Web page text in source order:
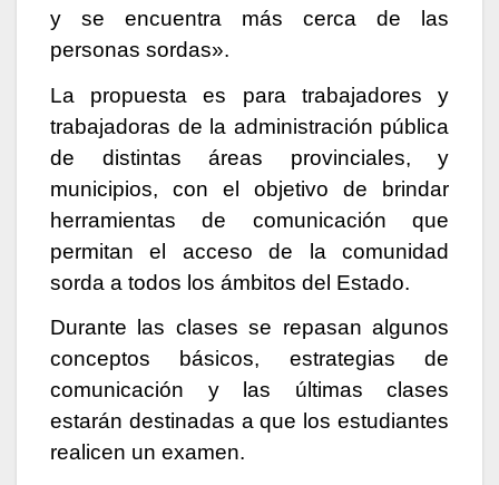
y se encuentra más cerca de las
personas sordas».
La propuesta es para trabajadores y
trabajadoras de la administración pública
de distintas áreas provinciales, y
municipios, con el objetivo de brindar
herramientas de comunicación que
permitan el acceso de la comunidad
sorda a todos los ámbitos del Estado.
Durante las clases se repasan algunos
conceptos básicos, estrategias de
comunicación y las últimas clases
estarán destinadas a que los estudiantes
realicen un examen.